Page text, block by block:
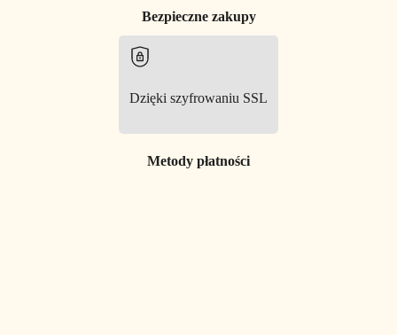
Bezpieczne zakupy
Dzięki szyfrowaniu SSL
Metody płatności